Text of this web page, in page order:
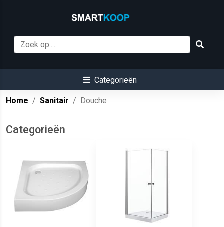
Categorieën
Home Sanitair Douche
Categorieën